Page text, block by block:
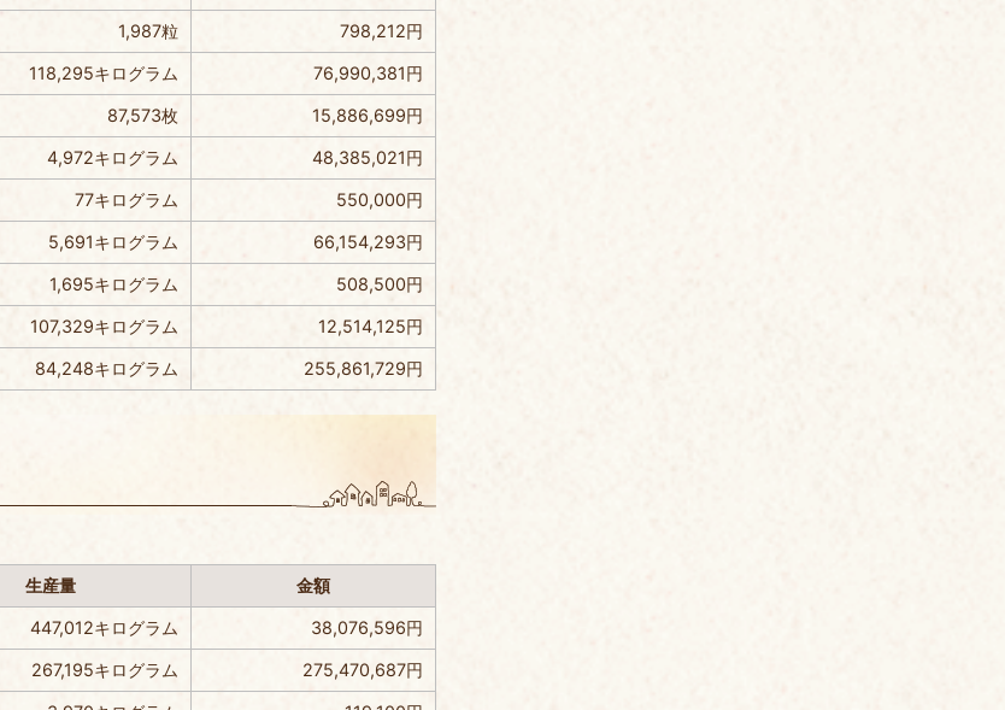
1,987粒 798,212円
118,295キログラム 76,990,381円
87,573枚 15,886,699円
4,972キログラム 48,385,021円
77キログラム 550,000円
5,691キログラム 66,154,293円
1,695キログラム 508,500円
107,329キログラム 12,514,125円
84,248キログラム 255,861,729円
生産量 金額
447,012キログラム 38,076,596円
267,195キログラム 275,470,687円